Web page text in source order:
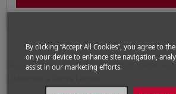
Accueil Vols Vols pour Sierra
By clicking “Accept All Cookies”, you agree to
on your device to enhance site navigation,
assist in our marketing efforts.